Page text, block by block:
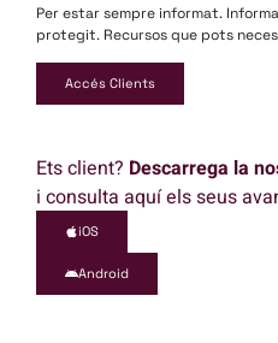
Per estar sempre informat.
protegit. Recursos que pots
Accés Clients
Ets client? Descarrega la
i consulta aquí els seus
iOS
Android